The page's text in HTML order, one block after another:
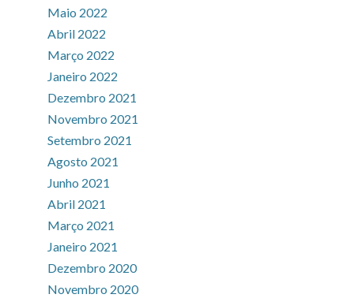
Maio 2022
Abril 2022
Março 2022
Janeiro 2022
Dezembro 2021
Novembro 2021
Setembro 2021
Agosto 2021
Junho 2021
Abril 2021
Março 2021
Janeiro 2021
Dezembro 2020
Novembro 2020